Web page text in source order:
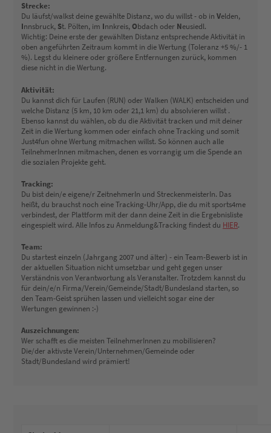
Strecke:
Du läufst/walkst deine gewählte Distanz, wo du willst - ob inVelden,
Innsbruck, St. Pölten, im Innkreis,Obdach oder Neusiedl.
Wichtig: Deine erste der gewählten Distanz entsprechende Aktivität in
oben angeführten Zeitraum kommt in die Wertung (Toleranz +5 %/- 1
%). Legst du kleinere oder größere Entfernungen zurück, kommen
diese nicht in die Wertung.
Aktivität:
Du kannst dich für Laufen (RUN) oder Walken (WALK) entscheiden und
welche Distanz (5 km, 10 km oder 21,1 km) du absolvieren willst .
Ebenso kannst du wählen, ob du die Aktivität tracken und mit deiner
Zeit in die Wertung kommen oder einfach ohne Tracking und somit
Just4fun ohne Wertung mitmachen willst. So können auch alle
TeilnehmerInnen mitmachen, denen es vorrangig um die Spende an
die sozialen Projekte geht.
Tracking:
Du bist dein/e eigene/r ZeitnehmerIn und StreckenmeisterIn. Das
heißt, du brauchst noch eine Tracking-Uhr/App, die du mit sports4me
verbindest, der Plattform mit der dann deine Zeit in die Ergebnisliste
eingespielt wird. Alle Infos zu Anmeldung&Tracking findest du HIER.
Team:
Du startest einzeln (Jahrgang 2007 und älter) - ein Team-Bewerb ist in
der aktuellen Situation nicht umsetzbar und geht gegen unser
Verständnis von Verantwortung als Veranstalter. Trotzdem kannst du
für dein/e/n Firma/Verein/Gemeinde/Stadt/Bundesland starten, so
den Team-Geist sprühen lassen und vielleicht sogar eine der
Wertungen gewinnen :-)
Auszeichnungen:
Wer schafft es die meisten TeilnehmerInnen zu mobilisieren?
Die/der aktivste Verein/Unternehmen/Gemeinde oder
Stadt/Bundesland wird prämiert!